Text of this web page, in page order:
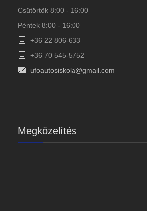
Csütörtök 8:00 - 16:00
Péntek 8:00 - 16:00
+36 22 806-633
+36 70 545-5752
ufoautosiskola@gmail.com
Megközelítés